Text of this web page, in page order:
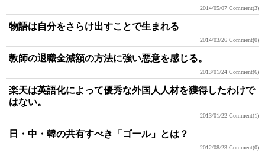
2014/05/07 Comment(3)
物語は自分をさらけ出すことで生まれる
2014/03/26 Comment(0)
教師の退職金減額の方法に強い悪意を感じる。
2013/01/24 Comment(6)
楽天は英語化によって優秀な外国人人材を獲得したわけで
はない。
2013/01/22 Comment(1)
日・中・韓の共有すべき「ゴール」とは？
2012/08/23 Comment(0)